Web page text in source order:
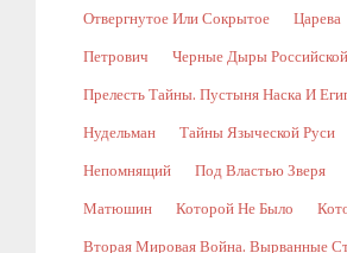
Отвергнутое Или Сокрытое Царева
Петрович Черные Дыры
Прелесть Тайны. Пустыня Наска И
Нудельман Тайны Языческой Руси
Непомнящий Под Властью Зверя
Матюшин Которой Не Было
Вторая Мировая Война. Вырванные